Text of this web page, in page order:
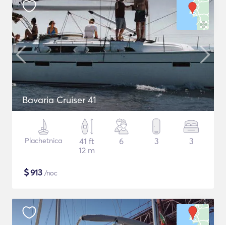
Bavaria Cruiser 41
Plachetnica
41 ft
12 m
6 3 3
$913 /noc